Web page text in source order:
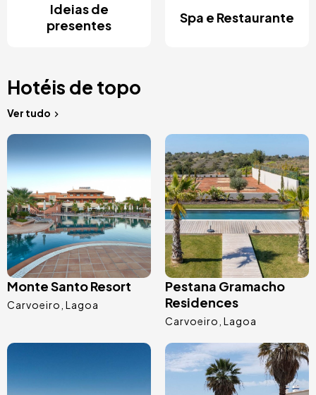
Ideias de
presentes
Spa e Restaurante
Hotéis de topo
Ver tudo
Imagem
Monte Santo Resort
Carvoeiro Lagoa
Imagem
Pestana Gramacho
Residences
Carvoeiro Lagoa
Imagem